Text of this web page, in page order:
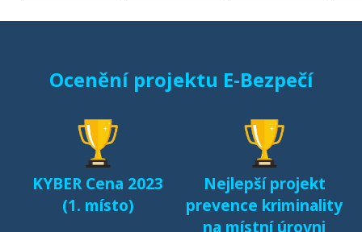
Ocenění projektu E-Bezpečí
KYBER Cena 2023
(1. místo)
Nejlepší projekt
prevence kriminality
na místní úrovni